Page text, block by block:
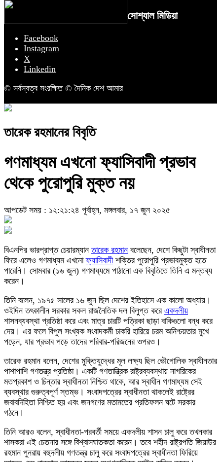
সোশ্যাল মিডিয়া
Facebook
Instagram
X
Linkedin
© সর্বস্বত্ব সংরক্ষিত © দৈনিক দেশ আমার
তারেক রহমানের বিবৃতি
গণমাধ্যম এখনো ফ্যাসিবাদী প্রভাব
থেকে পুরোপুরি মুক্ত নয়
আপডেট সময় : ১২:২১:২৪ পূর্বাহ্ন, মঙ্গলবার, ১৭ জুন ২০২৫
বিএনপির ভারপ্রাপ্ত চেয়ারম্যানতারেক রহমান বলেছেন, দেশে কিছুটা স্বাধীনতা
ফিরে এলেও গণমাধ্যম এখনোফ্যাসিবাদীশক্তির পুরোপুরি প্রভাবমুক্ত হতে
পারেনি। সোমবার (১৬ জুন) গণমাধ্যমে পাঠানো এক বিবৃতিতে তিনি এ মন্তব্য
করেন।
তিনি বলেন, ১৯৭৫ সালের ১৬ জুন ছিল দেশের ইতিহাসে এক কালো অধ্যায়।
ওইদিন তৎকালীন সরকার সকল রাজনৈতিক দল বিলুপ্ত করে একদলীয়
শাসনব্যবস্থা প্রতিষ্ঠা করে এবং মাত্র চারটি পত্রিকা ছাড়া বাকিগুলো বন্ধ করে
দেয়। এর ফলে বিপুল সংখ্যক সংবাদকর্মী চাকরি হারিয়ে চরম অনিশ্চয়তার মুখে
পড়েন, যার প্রভাব পড়ে তাদের পরিবার-পরিজনের ওপরও।
তারেক রহমান বলেন, দেশের মুক্তিযুদ্ধের মূল লক্ষ্য ছিল ভৌগোলিক স্বাধীনতার
পাশাপাশি গণতন্ত্র প্রতিষ্ঠা। একটি গণতান্ত্রিক রাষ্ট্রব্যবস্থায় নাগরিকের
মতপ্রকাশ ও চিন্তার স্বাধীনতা নিশ্চিত থাকে, আর স্বাধীন গণমাধ্যম সেই
ব্যবস্থার গুরুত্বপূর্ণ স্তম্ভ। সংবাদপত্রের স্বাধীনতা থাকলেই রাষ্ট্রের
জবাবদিহিতা নিশ্চিত হয় এবং জনগণের মতামতের প্রতিফলন ঘটে সরকার
গঠনে।
তিনি আরও বলেন, স্বাধীনতা-পরবর্তী সময়ে একদলীয় শাসন চালু করে তখনকার
শাসকরা এই চেতনার সঙ্গে বিশ্বাসঘাতকতা করেন। তবে শহীদ রাষ্ট্রপতি জিয়াউর
রহমান পুনরায় বহুদলীয় গণতন্ত্র চালু করে সংবাদপত্রের স্বাধীনতা ফিরিয়ে